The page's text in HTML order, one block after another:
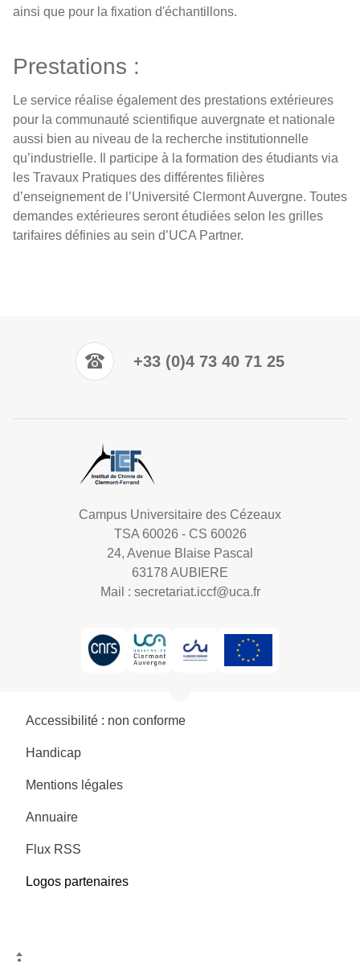
ainsi que pour la fixation d'échantillons.
Prestations :
Le service réalise également des prestations extérieures
pour la communauté scientifique auvergnate et nationale
aussi bien au niveau de la recherche institutionnelle
qu’industrielle. Il participe à la formation des étudiants via
les Travaux Pratiques des différentes filières
d’enseignement de l’Université Clermont Auvergne. Toutes
demandes extérieures seront étudiées selon les grilles
tarifaires définies au sein d’UCA Partner.
+33 (0)4 73 40 71 25
Campus Universitaire des Cézeaux
TSA 60026 - CS 60026
24, Avenue Blaise Pascal
63178 AUBIERE
Mail : secretariat.iccf@uca.fr
Accessibilité : non conforme
Handicap
Mentions légales
Annuaire
Flux RSS
Logos partenaires